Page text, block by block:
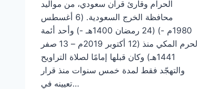
الحرام وقارئ قرآن سعودي، من مواليد
محافظة الخرج السعودية. (6 أغسطس
1980م -) (24 رمضان 1400هـ -) وأحد أئمة
الحرم المكي منذ (12 أكتوبر 2019م – 13 صفر
1441هـ) وكان قبلها إمامًا لصلاة التراويح
والتهجّد فقط لمدة خمس سنوات منذ قرار
تعيينه في…